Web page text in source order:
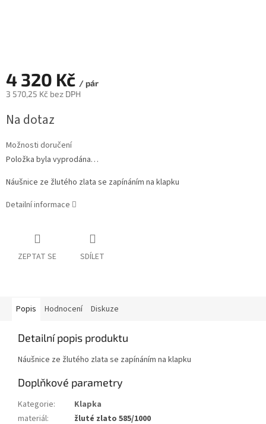
4 320 Kč / pár
3 570,25 Kč bez DPH
cena:
Na dotaz
Možnosti doručení
Položka byla vyprodána…
Náušnice ze žlutého zlata se zapínáním na klapku
Detailní informace
ZEPTAT SE SDÍLET
Popis Hodnocení Diskuze
Detailní popis produktu
Náušnice ze žlutého zlata se zapínáním na klapku
Doplňkové parametry
Kategorie:
Klapka
materiál:
žluté zlato 585/1000